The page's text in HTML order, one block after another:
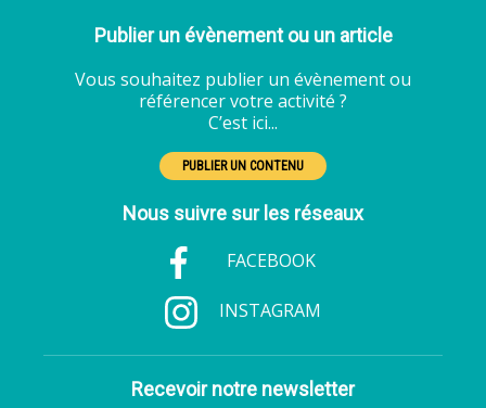
Publier un évènement ou un article
Vous souhaitez publier un évènement ou
référencer votre activité ?
C’est ici...
PUBLIER UN CONTENU
Nous suivre sur les réseaux
FACEBOOK
INSTAGRAM
Recevoir notre newsletter